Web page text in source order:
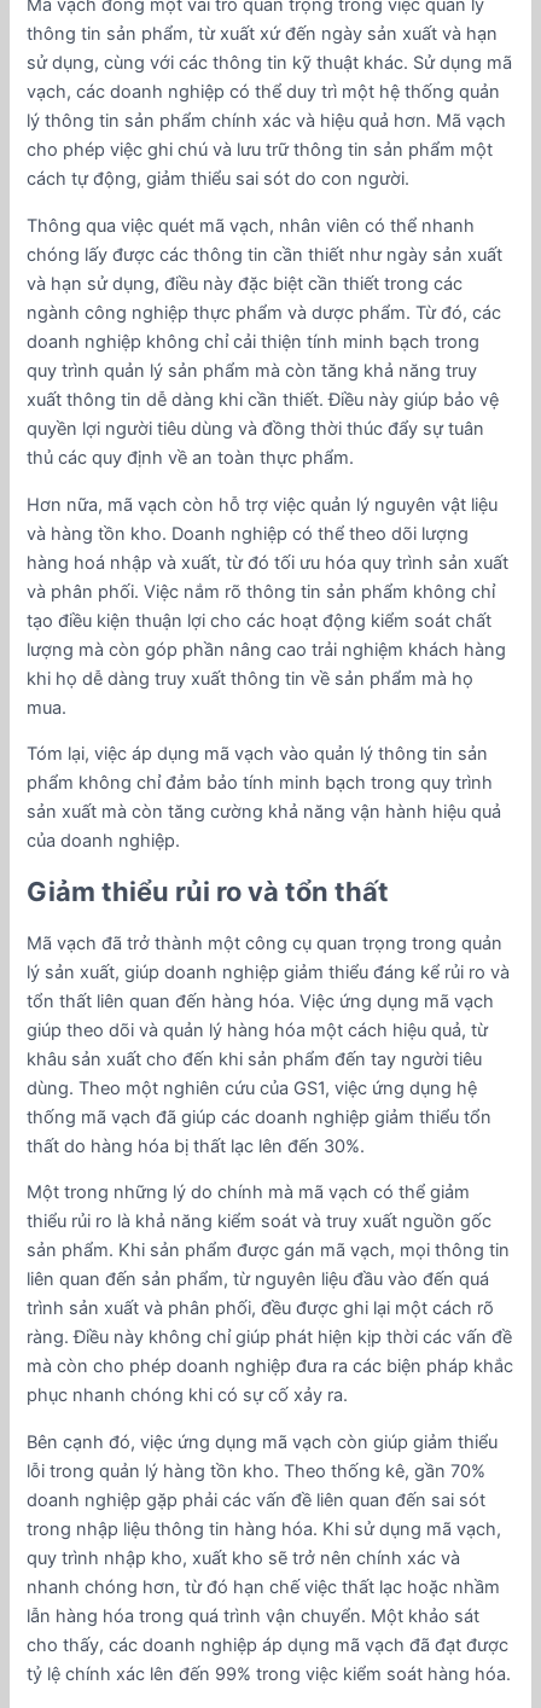
Mã vạch đóng một vai trò quan trọng trong việc quản lý
thông tin sản phẩm, từ xuất xứ đến ngày sản xuất và hạn
sử dụng, cùng với các thông tin kỹ thuật khác. Sử dụng mã
vạch, các doanh nghiệp có thể duy trì một hệ thống quản
lý thông tin sản phẩm chính xác và hiệu quả hơn. Mã vạch
cho phép việc ghi chú và lưu trữ thông tin sản phẩm một
cách tự động, giảm thiểu sai sót do con người.
Thông qua việc quét mã vạch, nhân viên có thể nhanh
chóng lấy được các thông tin cần thiết như ngày sản xuất
và hạn sử dụng, điều này đặc biệt cần thiết trong các
ngành công nghiệp thực phẩm và dược phẩm. Từ đó, các
doanh nghiệp không chỉ cải thiện tính minh bạch trong
quy trình quản lý sản phẩm mà còn tăng khả năng truy
xuất thông tin dễ dàng khi cần thiết. Điều này giúp bảo vệ
quyền lợi người tiêu dùng và đồng thời thúc đẩy sự tuân
thủ các quy định về an toàn thực phẩm.
Hơn nữa, mã vạch còn hỗ trợ việc quản lý nguyên vật liệu
và hàng tồn kho. Doanh nghiệp có thể theo dõi lượng
hàng hoá nhập và xuất, từ đó tối ưu hóa quy trình sản xuất
và phân phối. Việc nắm rõ thông tin sản phẩm không chỉ
tạo điều kiện thuận lợi cho các hoạt động kiểm soát chất
lượng mà còn góp phần nâng cao trải nghiệm khách hàng
khi họ dễ dàng truy xuất thông tin về sản phẩm mà họ
mua.
Tóm lại, việc áp dụng mã vạch vào quản lý thông tin sản
phẩm không chỉ đảm bảo tính minh bạch trong quy trình
sản xuất mà còn tăng cường khả năng vận hành hiệu quả
của doanh nghiệp.
Giảm thiểu rủi ro và tổn thất
Mã vạch đã trở thành một công cụ quan trọng trong quản
lý sản xuất, giúp doanh nghiệp giảm thiểu đáng kể rủi ro và
tổn thất liên quan đến hàng hóa. Việc ứng dụng mã vạch
giúp theo dõi và quản lý hàng hóa một cách hiệu quả, từ
khâu sản xuất cho đến khi sản phẩm đến tay người tiêu
dùng. Theo một nghiên cứu của GS1, việc ứng dụng hệ
thống mã vạch đã giúp các doanh nghiệp giảm thiểu tổn
thất do hàng hóa bị thất lạc lên đến 30%.
Một trong những lý do chính mà mã vạch có thể giảm
thiểu rủi ro là khả năng kiểm soát và truy xuất nguồn gốc
sản phẩm. Khi sản phẩm được gán mã vạch, mọi thông tin
liên quan đến sản phẩm, từ nguyên liệu đầu vào đến quá
trình sản xuất và phân phối, đều được ghi lại một cách rõ
ràng. Điều này không chỉ giúp phát hiện kịp thời các vấn đề
mà còn cho phép doanh nghiệp đưa ra các biện pháp khắc
phục nhanh chóng khi có sự cố xảy ra.
Bên cạnh đó, việc ứng dụng mã vạch còn giúp giảm thiểu
lỗi trong quản lý hàng tồn kho. Theo thống kê, gần 70%
doanh nghiệp gặp phải các vấn đề liên quan đến sai sót
trong nhập liệu thông tin hàng hóa. Khi sử dụng mã vạch,
quy trình nhập kho, xuất kho sẽ trở nên chính xác và
nhanh chóng hơn, từ đó hạn chế việc thất lạc hoặc nhầm
lẫn hàng hóa trong quá trình vận chuyển. Một khảo sát
cho thấy, các doanh nghiệp áp dụng mã vạch đã đạt được
tỷ lệ chính xác lên đến 99% trong việc kiểm soát hàng hóa.